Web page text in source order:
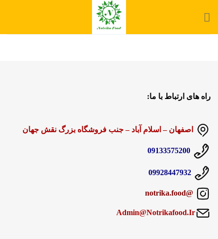
راه های ارتباط با ما:
اصفهان – اسلام آباد – جنب فروشگاه بزرگ نقش جهان
@notrika.food
Admin@Notrikafood.Ir